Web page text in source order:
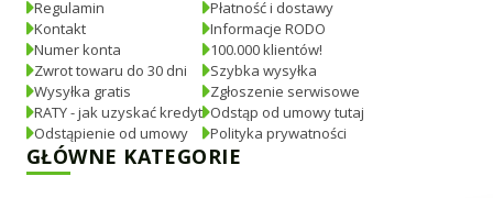
Regulamin
Kontakt
Numer konta
Zwrot towaru do 30 dni
Wysyłka gratis
RATY - jak uzyskać kredyt
Odstąpienie od umowy
Płatność i dostawy
Informacje RODO
100.000 klientów!
Szybka wysyłka
Zgłoszenie serwisowe
Odstąp od umowy tutaj
Polityka prywatności
GŁÓWNE KATEGORIE